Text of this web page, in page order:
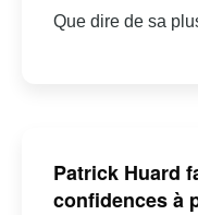
Que dire de sa
Patrick Huard
confidences à